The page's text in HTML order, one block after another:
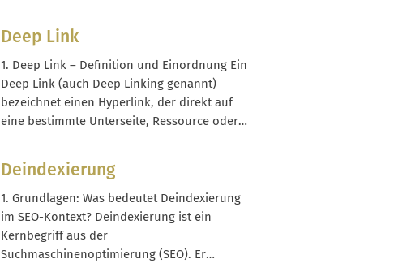
zusätzliche Verantwortlichkeiten
hinzuzufügen, indem du es in sogenannte
Dekorator-Klassen einhüllst, die dasselbe
Interface implementieren. Im Gegensatz zur
klassischen Vererbung werden neue
Funktionen nicht in einer...
Deep Link
1. Deep Link – Definition und Einordnung Ein
Deep Link (auch Deep Linking genannt)
bezeichnet einen Hyperlink, der direkt auf
eine bestimmte Unterseite, Ressource oder
zeigt. Im Gegensatz zu einem klassischen Link
auf die Startseite führt ein Deep Link den
Nutzer unmittelbar zu...
Deindexierung
1. Grundlagen: Was bedeutet Deindexierung
im SEO-Kontext? Deindexierung ist ein
Kernbegriff aus der
Suchmaschinenoptimierung (SEO). Er